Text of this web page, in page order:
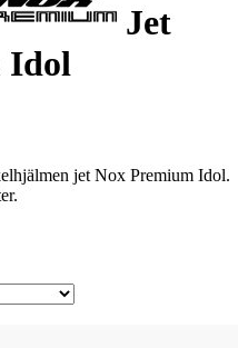
Jet
Idol
jet Nox Premium Idol.